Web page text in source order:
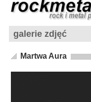
galerie zdjęć
Martwa Aura